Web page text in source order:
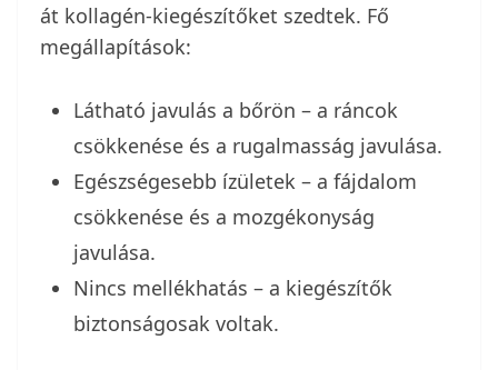
át kollagén-kiegészítőket szedtek. Fő
megállapítások:
Látható javulás a bőrön – a ráncok
csökkenése és a rugalmasság javulása.
Egészségesebb ízületek – a fájdalom
csökkenése és a mozgékonyság
javulása.
Nincs mellékhatás – a kiegészítők
biztonságosak voltak.